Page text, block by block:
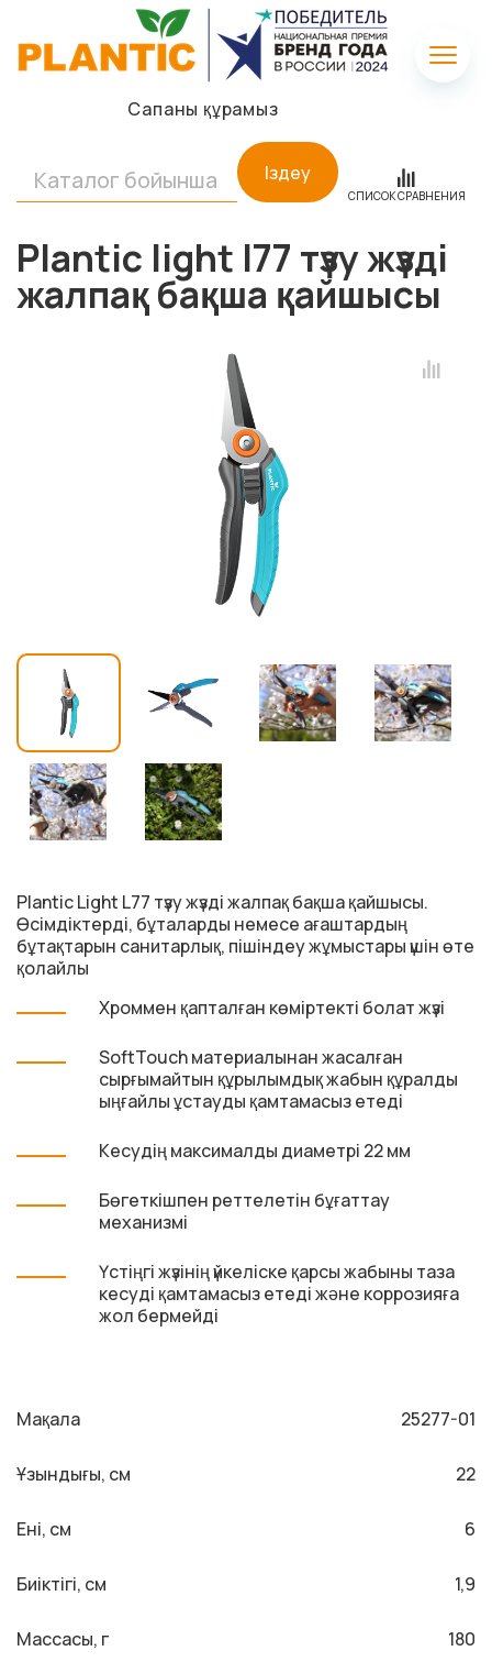
Сапаны құрамыз
Іздеу
СПИСОК СРАВНЕНИЯ
Plantic light l77 түзу жүзді
жалпақ бақша қайшысы
Plantic Light L77 түзу жүзді жалпақ бақша қайшысы.
Өсімдіктерді, бұталарды немесе ағаштардың
бұтақтарын санитарлық, пішіндеу жұмыстары үшін өте
қолайлы
Хроммен қапталған көміртекті болат жүзі
SoftTouch материалынан жасалған
сырғымайтын құрылымдық жабын құралды
ыңғайлы ұстауды қамтамасыз етеді
Кесудің максималды диаметрі 22 мм
Бөгеткішпен реттелетін бұғаттау
механизмі
Үстіңгі жүзінің үйкеліске қарсы жабыны таза
кесуді қамтамасыз етеді және коррозияға
жол бермейді
Мақала 25277-01
Ұзындығы, см 22
Ені, см 6
Биіктігі, см 1,9
Массасы, г
180